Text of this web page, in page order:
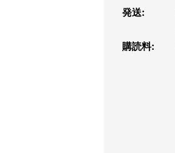
発送:
購読料: